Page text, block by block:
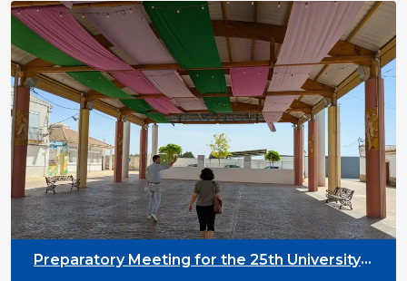
Preparatory Meeting for the 25th University